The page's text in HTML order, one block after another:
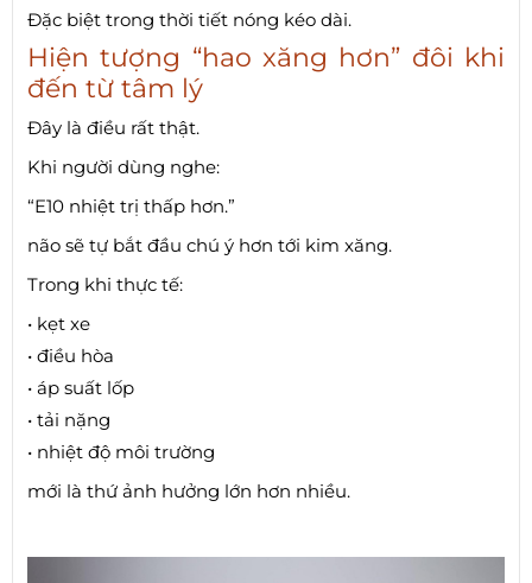
Đặc biệt trong thời tiết nóng kéo dài.
Hiện tượng “hao xăng hơn” đôi khi
đến từ tâm lý
Đây là điều rất thật.
Khi người dùng nghe:
“E10 nhiệt trị thấp hơn.”
não sẽ tự bắt đầu chú ý hơn tới kim xăng.
Trong khi thực tế:
• kẹt xe
• điều hòa
• áp suất lốp
• tải nặng
• nhiệt độ môi trường
mới là thứ ảnh hưởng lớn hơn nhiều.